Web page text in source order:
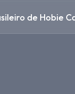
de Hobie